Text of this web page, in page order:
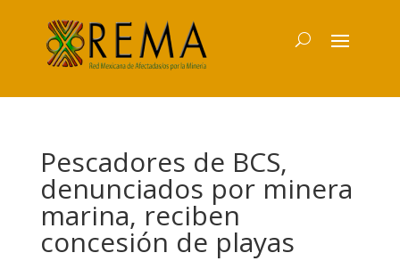
Pescadores de BCS,
denunciados por minera
marina, reciben
concesión de playas